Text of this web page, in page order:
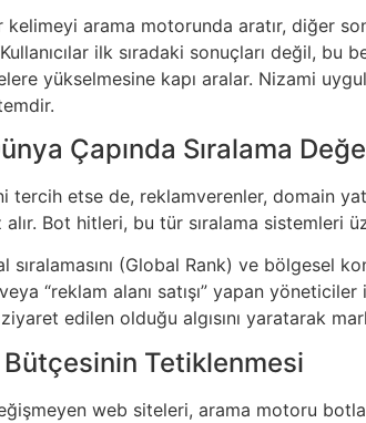
kelimeyi arama motorunda aratır, diğer
ilk sıradaki sonuçları değil,
yükselmesine kapı aralar. Nizami
Çapında Sıralama
etse de, reklamverenler, domain
Bot hitleri, bu tür sıralama sistemleri
(Global Rank) ve bölgesel
“reklam alanı satışı” yapan
edilen olduğu algısını yaratarak
Bütçesinin Tetiklenmesi
web siteleri, arama motoru